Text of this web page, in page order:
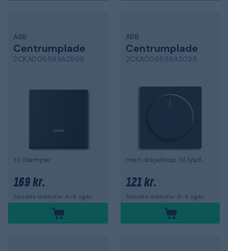
ABB
Centrumplade
2CKA006599A2968
til dæmper
169 kr.
Sendes indenfor 4-6 uger
ABB
Centrumplade
2CKA006599A3035
med drejeknap til lysdæmper
121 kr.
Sendes indenfor 3-4 uger